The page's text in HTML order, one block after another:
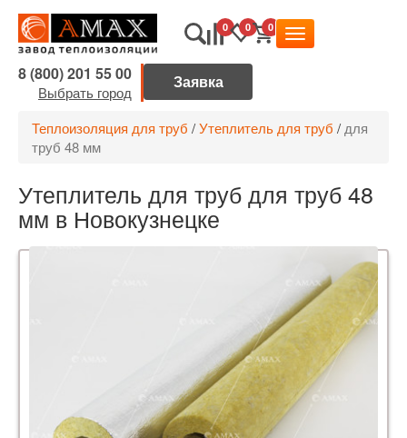
0 0 0
8 (800) 201 55 00
Выбрать город
Теплоизоляция для труб /Утеплитель для труб / для
труб 48 мм
Утеплитель для труб для труб 48
мм в Новокузнецке